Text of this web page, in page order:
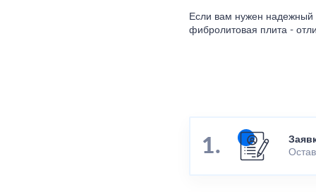
Если вам нужен надежный
фибролитовая плита -